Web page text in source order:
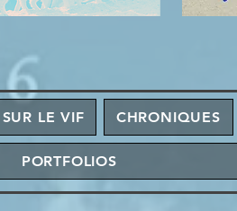
SUR LE VIF CHRONIQUES
PORTFOLIOS